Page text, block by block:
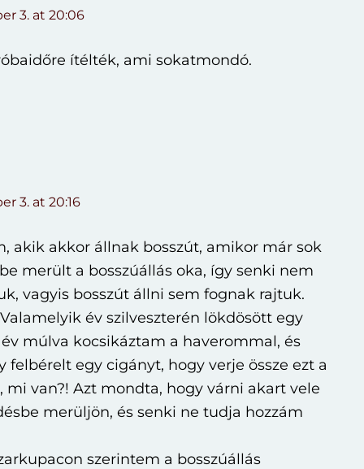
3. at 20:06
ítélték, ami sokatmondó.
3. at 20:16
akik akkor állnak bosszút, amikor már sok
merült a bosszúállás oka, így senki nem
vagyis bosszút állni sem fognak rajtuk.
év szilveszterén lökdösött egy
múlva kocsikáztam a haverommal, és
felbérelt egy cigányt, hogy verje össze ezt a
mi van?! Azt mondta, hogy várni akart vele
merüljön, és senki ne tudja hozzám
szerintem a bosszúállás